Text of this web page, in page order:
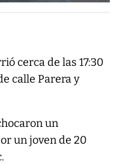
cerca de las 17:30
calle Parera y
un
un joven de 20